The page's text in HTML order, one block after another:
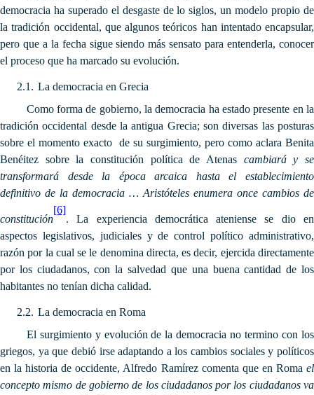
democracia ha superado el desgaste de lo siglos, un modelo propio de
la tradición occidental, que algunos teóricos han intentado encapsular,
pero que a la fecha sigue siendo más sensato para entenderla, conocer
el proceso que ha marcado su evolución.
2.1. La democracia en Grecia
Como forma de gobierno, la democracia ha estado presente en la
tradición occidental desde la antigua Grecia; son diversas las posturas
sobre el momento exacto de su surgimiento, pero como aclara Benita
Benéitez sobre la constitución política de Atenas cambiará y se
transformará desde la época arcaica hasta el establecimiento
definitivo de la democracia … Aristóteles enumera once cambios de
constitución
[6]
. La experiencia democrática ateniense se dio en
aspectos legislativos, judiciales y de control político administrativo,
razón por la cual se le denomina directa, es decir, ejercida directamente
por los ciudadanos, con la salvedad que una buena cantidad de los
habitantes no tenían dicha calidad.
2.2. La democracia en Roma
El surgimiento y evolución de la democracia no termino con los
griegos, ya que debió irse adaptando a los cambios sociales y políticos
en la historia de occidente, Alfredo Ramírez comenta que en Romael
concepto mismo de gobierno de los ciudadanos por los ciudadanos va